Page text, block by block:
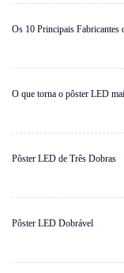
Os 10 Principais Fabricantes
O que torna o pôster LED
Pôster LED de Três Dobras
Pôster LED Dobrável